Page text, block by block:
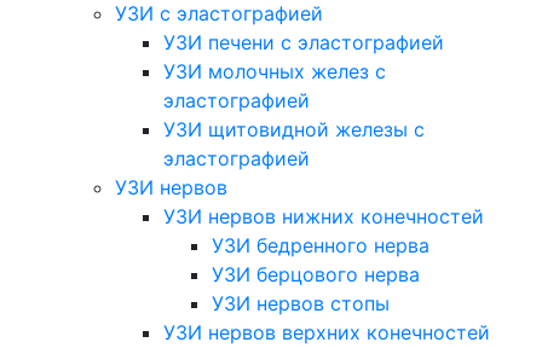
УЗИ с эластографией
УЗИ печени с эластографией
УЗИ молочных желез с
эластографией
УЗИ щитовидной железы с
эластографией
УЗИ нервов
УЗИ нервов нижних конечностей
УЗИ бедренного нерва
УЗИ берцового нерва
УЗИ нервов стопы
УЗИ нервов верхних конечностей